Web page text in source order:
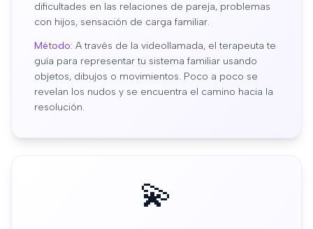
dificultades en las relaciones de pareja, problemas
con hijos, sensación de carga familiar.
Método: A través de la videollamada, el terapeuta te
guía para representar tu sistema familiar usando
objetos, dibujos o movimientos. Poco a poco se
revelan los nudos y se encuentra el camino hacia la
resolución.
💫